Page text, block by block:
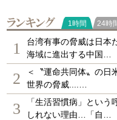
ラン
1時間 24時
1
台湾有事の脅威は日本
海域に進出する中国…
2
＜〝運命共同体〟の日
世界の脅威....…
3
「生活習慣病」という
しれない理由…「自…